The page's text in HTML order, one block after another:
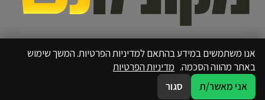
אנו משתמשים במידע בהתאם למדיניות הפרטיות. המשך שימוש
באתר מהווה הסכמה. מדיניות הפרטיות
אני מאשר/ת
סגור